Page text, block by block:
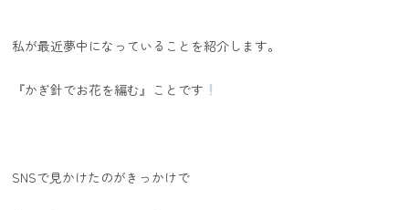
私が最近夢中になっていることを紹介します。
『かぎ針でお花を編む』ことです
SNSで見かけたのがきっかけで